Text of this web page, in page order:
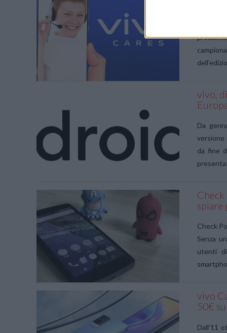
VIEW POST
La
VIEW POST
vivo,
Da
versione
da fine
spiare
Check
Senza
utenti
vivo
50€
Dall’11